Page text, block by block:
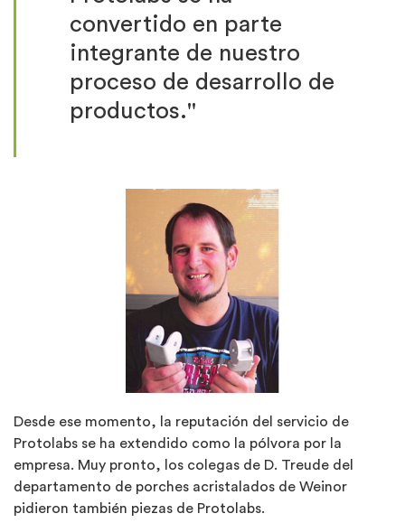
convertido en parte
integrante de nuestro
proceso de desarrollo de
productos."
Desde ese momento, la reputación del servicio de
Protolabs se ha extendido como la pólvora por la
empresa. Muy pronto, los colegas de D. Treude del
departamento de porches acristalados de Weinor
pidieron también piezas de Protolabs.